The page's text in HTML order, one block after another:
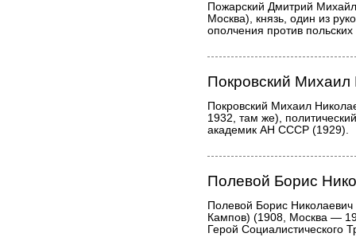
Пожарский Дмитрий
Москва), князь, один из
ополчения против польских
Покровский Михаил
Покровский Михаил
1932, там же),
академик АН СССР (1929).
Полевой Борис
Полевой Борис
Кампов) (1908, Москва —
Герой Социалистического